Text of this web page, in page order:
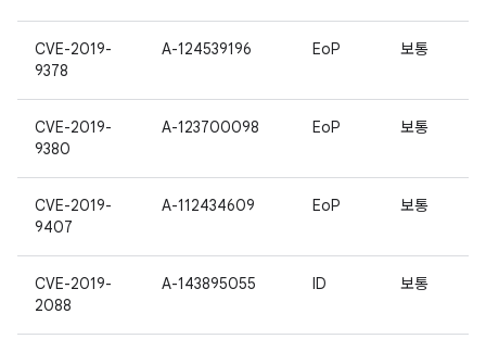
CVE-2019-
9378
A-124539196 EoP 보통
CVE-2019-
9380
A-123700098 EoP 보통
CVE-2019-
9407
A-112434609 EoP 보통
CVE-2019-
2088
A-143895055 ID 보통